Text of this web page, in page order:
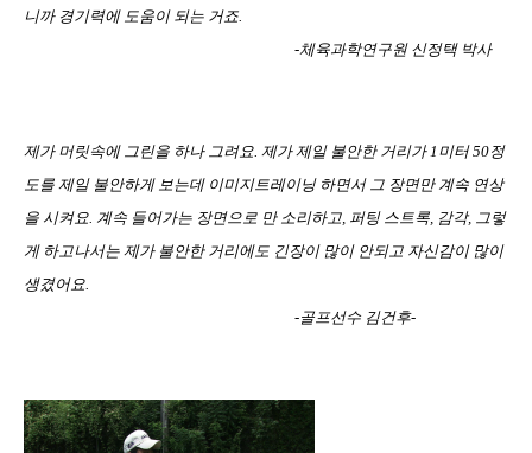
니까 경기력에 도움이 되는 거죠.
-체육과학연구원 신정택 박사
제가 머릿속에 그린을 하나 그려요. 제가 제일 불안한 거리가 1미터 50정
도를 제일 불안하게 보는데 이미지트레이닝 하면서 그 장면만 계속 연상
을 시켜요. 계속 들어가는 장면으로 만 소리하고, 퍼팅 스트록, 감각, 그렇
게 하고나서는 제가 불안한 거리에도 긴장이 많이 안되고 자신감이 많이
생겼어요.
-골프선수 김건후-